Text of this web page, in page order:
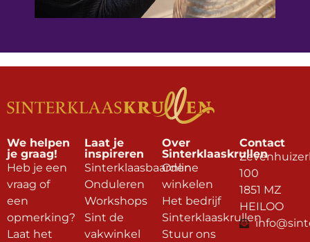
We helpen
je graag!
Heb je een
vraag of
een
opmerking?
Laat het
Laat je
inspireren
Sinterklaasbaarden
Onduleren
Workshops
Sint de
vakwinkel
Over
Sinterklaaskrullen
Online
winkelen
Het bedrijf
Sinterklaaskrullen
Stuur ons
Contact
100
1851 MZ
HEILOO